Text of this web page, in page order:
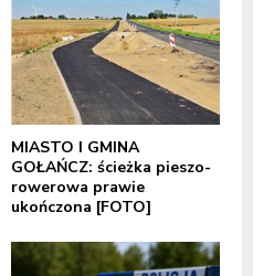
MIASTO I GMINA
GOŁAŃCZ: ścieżka pieszo-
rowerowa prawie
ukończona [FOTO]